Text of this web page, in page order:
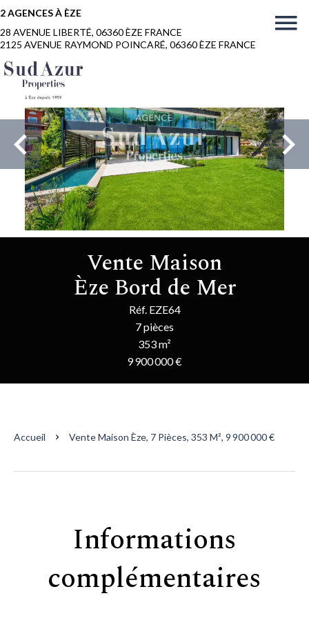
2 AGENCES À ÈZE
28 AVENUE LIBERTÉ, 06360 ÈZE FRANCE
2125 AVENUE RAYMOND POINCARÉ, 06360 ÈZE FRANCE
Vente Maison
Èze Bord de Mer
Réf. EZE64
7 pièces
353 m²
9 900 000 €
Accueil Vente Maison Èze, 7 Pièces, 353 M², 9 900 000 €
Informations
complémentaires